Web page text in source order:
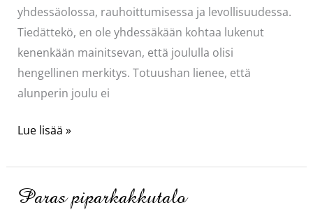
yhdessäolossa, rauhoittumisessa ja levollisuudessa.
Tiedättekö, en ole yhdessäkään kohtaa lukenut
kenenkään mainitsevan, että joululla olisi
hengellinen merkitys. Totuushan lienee, että
alunperin joulu ei
Mikä
on
tärkeintä?
Lue lisää »
Paras piparkakkutalo